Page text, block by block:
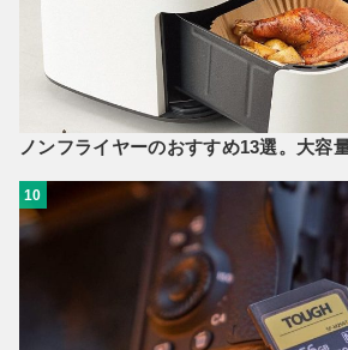
ノンフライヤーのおすすめ13選。大容
10